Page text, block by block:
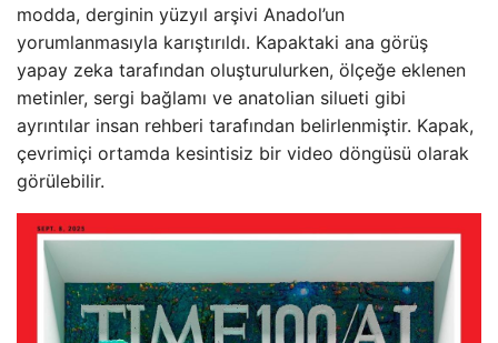
modda, derginin yüzyıl arşivi Anadol’un
yorumlanmasıyla karıştırıldı. Kapaktaki ana görüş
yapay zeka tarafından oluşturulurken, ölçeğe eklenen
metinler, sergi bağlamı ve anatolian silueti gibi
ayrıntılar insan rehberi tarafından belirlenmiştir. Kapak,
çevrimiçi ortamda kesintisiz bir video döngüsü olarak
görülebilir.